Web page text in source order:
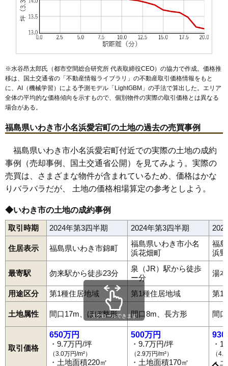
59 1,257万円
中岡町 14万円 1,411万円 6.5%
62 常磐白鳥町 14万円 1,071万円 4.9%
63 鹿島町船戸 14万円 937万円 3.6%
64 内郷綴町 14万円 1,057万円 -1.5%
65 錦町中央 14万円 1,397万円 2.9%
67 平塩 13万円 783万円
69 石塚町 13万円 1,112万円
70 平幕ノ内 13万円 878万円 3.7%
71 東田町 13万円 1,206万円
74 佐糠町 12万円 1,078万円 3.4%
75 小名浜港ケ丘 12万円 966万円 -1.0%
76 鹿島町御代 12万円 847万円 0.5%
77 平下神谷 12万円 -1.1%
78 錦町 12万円 1,128万円 0.5%
12万円
12万円
平沼ノ内諏訪原 891万円 2.3%
82 四倉町上仁井田 1,243万円 -3.5%
※水谷昂太郎氏（都市空間総合研究所 代表取締役CEO）の協力で作成。価格推
移は、国土交通省の「不動産情報ライブラリ 」の不動産取引価格情報をもと
に、AI（機械学習）による予測モデル「LightGBM」の手法で算出した。エリア
全体の平均的な価格傾向を示すもので、個別物件の実際の取引価格とは異なる
場合がある。
福島県いわき市小名浜愛宕町の土地の過去の売買事例
福島県いわき市小名浜愛宕町付近での実際の土地の成約
事例（売却事例、国土交通省公開）を見てみよう。実際の
売買は、さまざまな物件が含まれているため、価格はかな
りバラバラだが、 土地の価格相場算定の参考としよう。
◆いわき市の土地の成約事例
取引時期 2024年第3四半期 2024年第3四半期
住居表示 福島県いわき市錦町
福島県いわき市小名
浜花畑町
福
浜
最寄駅 勿来駅から徒歩23分
泉（JR）駅から徒歩
ー分
湯
用途区分 第1種住居地域 第1種住居地域 第1
土地属性 間口17m、ほぼ整形 間口8m、長方形 間
取引価格
650万円
・9.7万円/坪
（3.0万円/m²）
・土地面積220㎡
500万円
・9.7万円/坪
（2.9万円/m²）
・土地面積170㎡
930
・
（
・
スクロールできます
東田町 石塚町石森泉ケ丘泉玉露 泉町泉町黒須野
泉町滝尻泉町玉露泉町本谷泉もえぎ台岩間町植田町後田町
内郷内町
内郷小島町内郷高野町 内郷白水町内郷高坂町
内郷綴町
内郷御台境町内郷御厩町 内郷宮町
大久町大久大久町小久小川町上平小川町上小川小川町塩田
小川町柴原小川町下小川小川町高萩小川町西小川小島町
小名浜小名浜相子島小名浜愛宕上小名浜愛宕町小名浜大原
小名浜岡小名小名浜金成 小名浜上神白小名浜君ケ塚町
小名浜島
小名浜下神白小名浜住吉 小名浜諏訪町
小名浜玉川町小名浜寺廻町小名浜中町境小名浜西君ケ塚町
小名浜西町小名浜野田 小名浜花畑町小名浜港ケ丘
小名浜南君ケ塚町小名浜南富岡 小名浜林城小浜町
鹿島町上蔵持鹿島町久保
鹿島町下蔵持
鹿島町下矢田鹿島町走熊鹿島町船戸 鹿島町御代金山町